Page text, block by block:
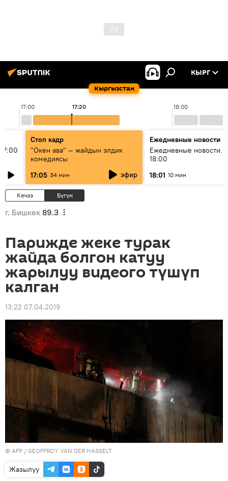
Кыргызстан
КЫРГ
17:00 18:00
17:20
Стоп кадр
"Окен ава" — жайдын элдик
комедиясы
17:05 34 мин эфир
Ежедневные новости
Ежедневные новости.
18:00
18:01 10 мин
Кечээ Бүгүн
г. Бишкек 89.3
Парижде жеке турак
жайда болгон катуу
жарылуу видеого түшүп
калган
13:22 07.04.2019
© AFP / GEOFFROY VAN DER HASSELT
Жазылуу